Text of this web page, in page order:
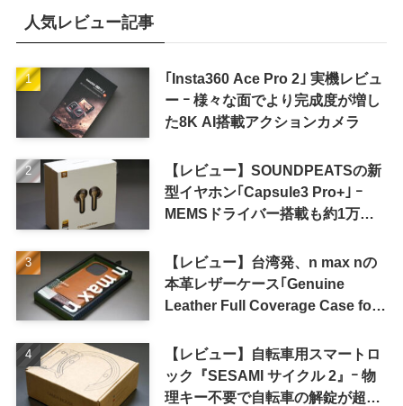
人気レビュー記事
｢Insta360 Ace Pro 2｣ 実機レビュ
ー ｰ 様々な面でより完成度が増し
た8K AI搭載アクションカメラ
【レビュー】SOUNDPEATSの新
型イヤホン｢Capsule3 Pro+｣ ｰ
MEMSドライバー搭載も約1万円
【レビュー】台湾発、n max nの
本革レザーケース｢Genuine
Leather Full Coverage Case for
【レビュー】自転車用スマートロ
ック『SESAMI サイクル 2』ｰ 物
理キー不要で自転車の解錠が超簡